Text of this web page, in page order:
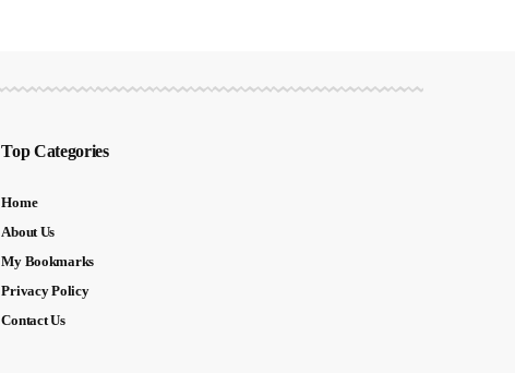
Top Categories
Home
About Us
My Bookmarks
Privacy Policy
Contact Us